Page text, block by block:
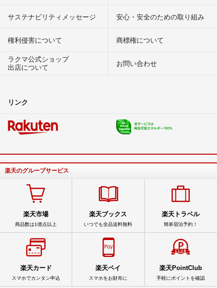
サステナビリティメッセージ 安心・安全のための取り組み
権利侵害について
商標権について
ラクマ公式ショップ
出店について
お問い合わせ
リンク
楽天のグループサービス
楽天市場
商品数は1億点以上
楽天ブックス
いつでも全品送料無料
楽天トラベル
簡単宿泊予約！
楽天カード
スマホでカンタン申込
楽天ペイ
スマホをお財布に
楽天PointClub
手軽にポイントを確認